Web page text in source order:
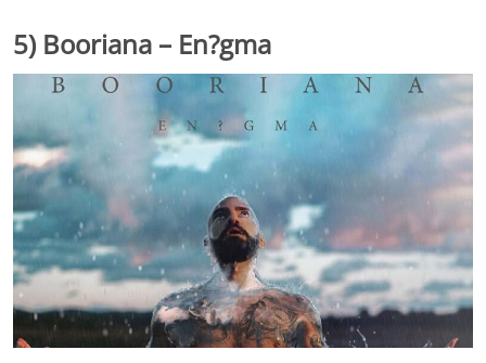
5) Booriana – En?gma